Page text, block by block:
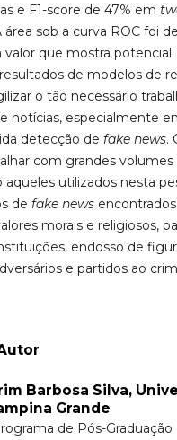
e F1-score de 47% em
área sob a curva ROC foi
valor que mostra potencial.
de modelos de
o tão necessário
notícias, especialmente
detecção de fake news.
com grandes volumes
utilizados nesta
de fake news
morais e religiosos,
endosso de
e partidos ao
Barbosa Silva,
Grande
de Pós-Graduação